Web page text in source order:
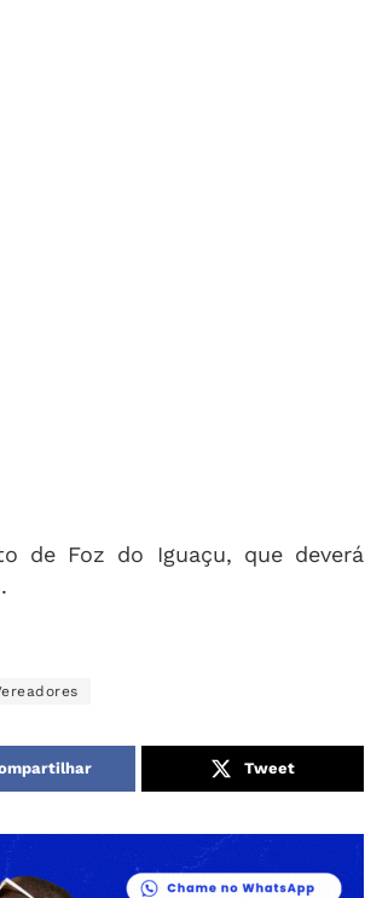
de Foz do Iguaçu, que deverá
Tweet